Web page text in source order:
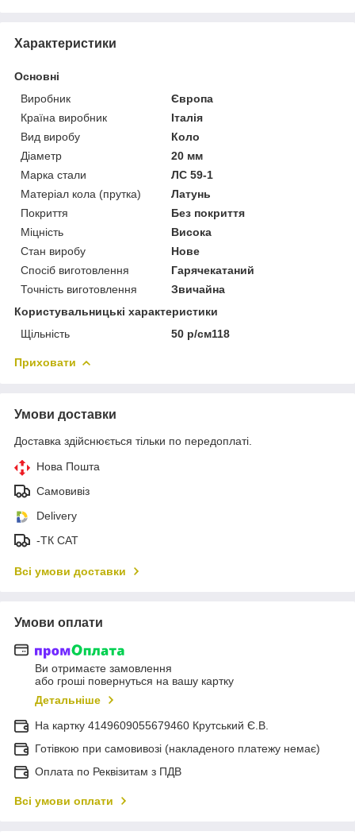
Характеристики
Основні
Виробник
Європа
Країна виробник
Італія
Вид виробу
Коло
Діаметр
20 мм
Марка стали
ЛС 59-1
Матеріал кола (прутка)
Латунь
Покриття
Без покриття
Міцність
Висока
Стан виробу
Нове
Спосіб виготовлення
Гарячекатаний
Точність виготовлення
Звичайна
Користувальницькі характеристики
Щільність
50 р/см118
Приховати
Умови доставки
Доставка здійснюється тільки по передоплаті.
Нова Пошта
Самовивіз
Delivery
-ТК САТ
Всі умови доставки
Умови оплати
Ви отримаєте замовлення
або гроші повернуться на вашу картку
Детальніше
На картку 4149609055679460 Крутський Є.В.
Готівкою при самовивозі (накладеного платежу немає)
Оплата по Реквізитам з ПДВ
Всі умови оплати